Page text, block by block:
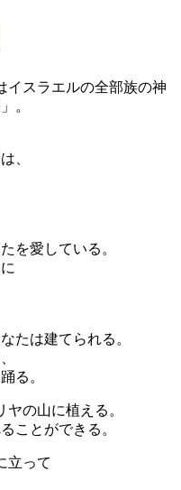
イスラエルの全部族の神
。
、
を愛している。
たは建てられる。
る。
の山に植える。
ことができる。
立って